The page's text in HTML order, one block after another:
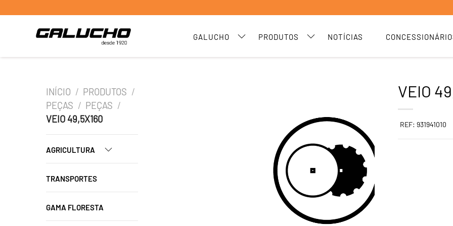
GALUCHO PRODUTOS NOTÍCIAS
INÍCIO / PRODUTOS /
PEÇAS / PEÇAS /
VEIO 49,5X160
AGRICULTURA
TRANSPORTES
GAMA FLORESTA
VEIO
REF: 931941010